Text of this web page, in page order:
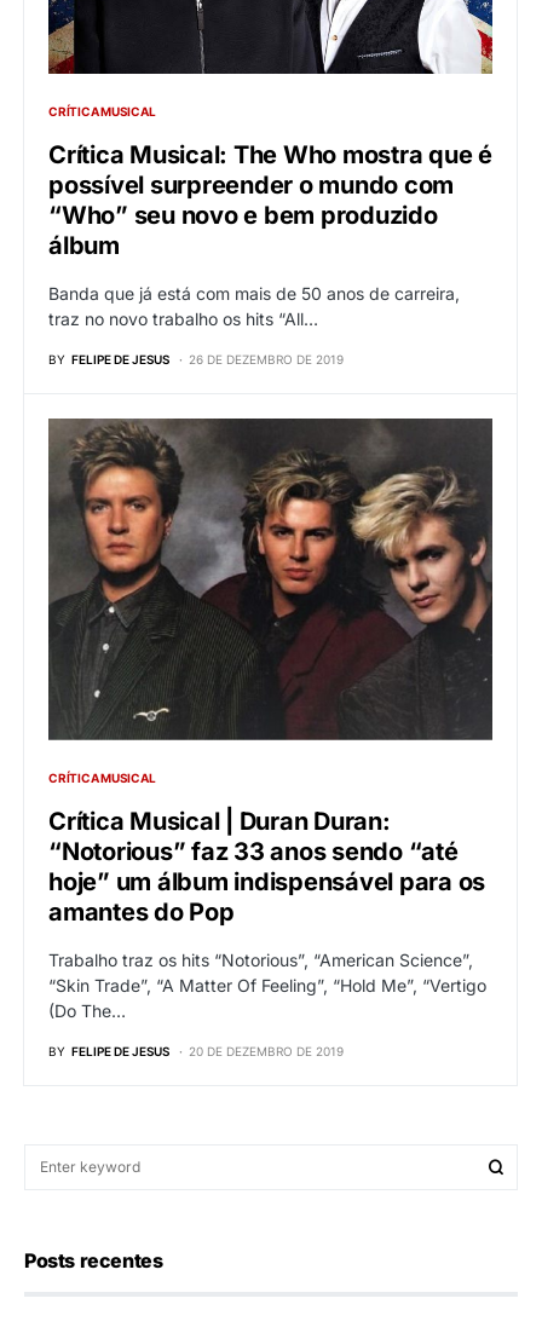
CRÍTICA MUSICAL
Crítica Musical: The Who mostra que é
possível surpreender o mundo com
“Who” seu novo e bem produzido
álbum
Banda que já está com mais de 50 anos de carreira,
traz no novo trabalho os hits “All…
BY FELIPE DE JESUS 26 DE DEZEMBRO DE 2019
CRÍTICA MUSICAL
Crítica Musical | Duran Duran:
“Notorious” faz 33 anos sendo “até
hoje” um álbum indispensável para os
amantes do Pop
Trabalho traz os hits “Notorious”, “American Science”,
“Skin Trade”, “A Matter Of Feeling”, “Hold Me”, “Vertigo
(Do The…
BY FELIPE DE JESUS 20 DE DEZEMBRO DE 2019
Posts recentes